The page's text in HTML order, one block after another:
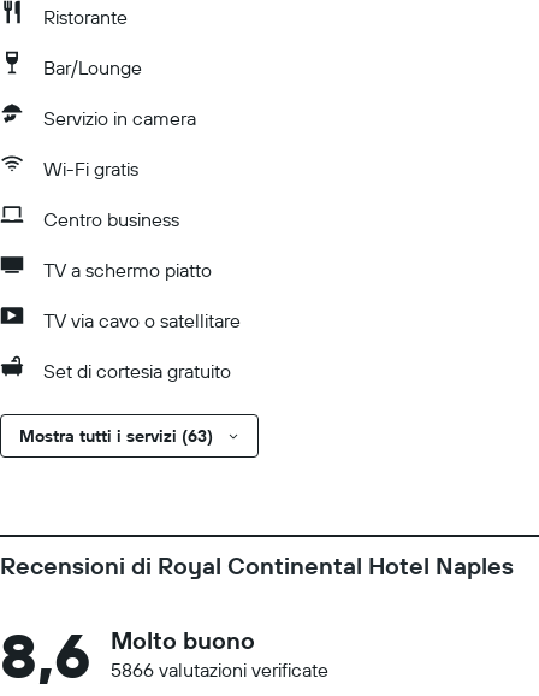
Ristorante
Bar/Lounge
Servizio in camera
Wi-Fi gratis
Centro business
TV a schermo piatto
TV via cavo o satellitare
Set di cortesia gratuito
Mostra tutti i servizi (63)
Recensioni di Royal Continental Hotel Naples
8,6 Molto buono
5866 valutazioni verificate